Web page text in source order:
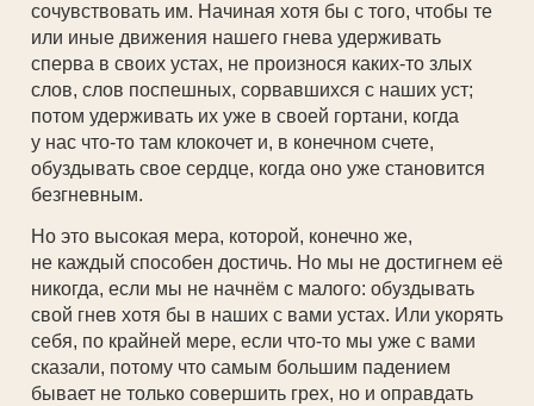
сочувствовать им. Начиная хотя бы с того, чтобы те
или иные движения нашего гнева удерживать
сперва в своих устах, не произнося каких-то злых
слов, слов поспешных, сорвавшихся с наших уст;
потом удерживать их уже в своей гортани, когда
у нас что-то там клокочет и, в конечном счете,
обуздывать свое сердце, когда оно уже становится
безгневным.
Но это высокая мера, которой, конечно же,
не каждый способен достичь. Но мы не достигнем её
никогда, если мы не начнём с малого: обуздывать
свой гнев хотя бы в наших с вами устах. Или укорять
себя, по крайней мере, если что-то мы уже с вами
сказали, потому что самым большим падением
бывает не только совершить грех, но и оправдать